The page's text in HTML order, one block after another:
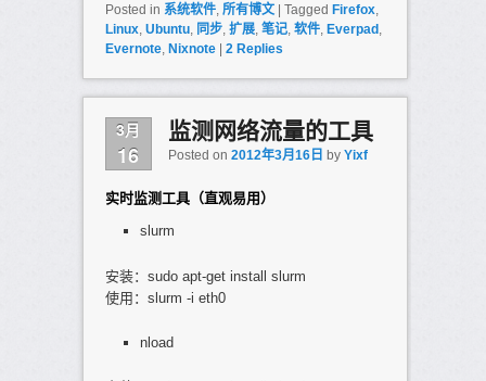
Posted in 系统软件, 所有博文 | Tagged Firefox,
Linux, Ubuntu, 同步, 扩展, 笔记, 软件, Everpad,
Evernote, Nixnote | 2 Replies
3月
16
监测网络流量的工具
Posted on 2012年3月16日 by Yixf
实时监测工具（直观易用）
slurm
安装：sudo apt-get install slurm
使用：slurm -i eth0
nload